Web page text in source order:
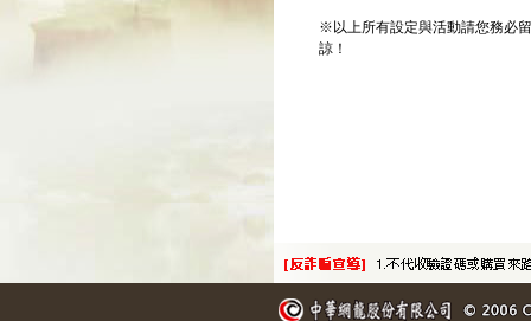
※以上所有設定與活動請您務必
諒！